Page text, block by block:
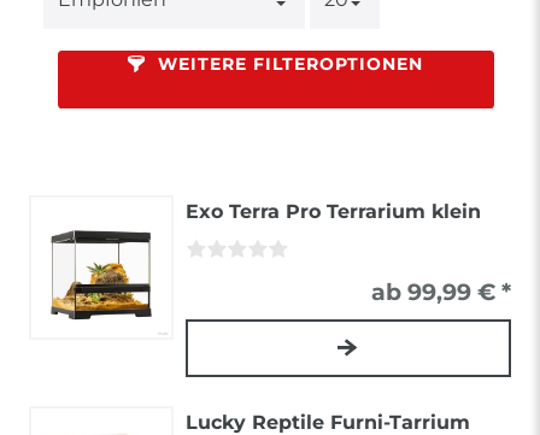
WEITERE FILTEROPTIONEN
Exo Terra Pro Terrarium klein
ab 99,99 € *
Lucky Reptile Furni-Tarrium